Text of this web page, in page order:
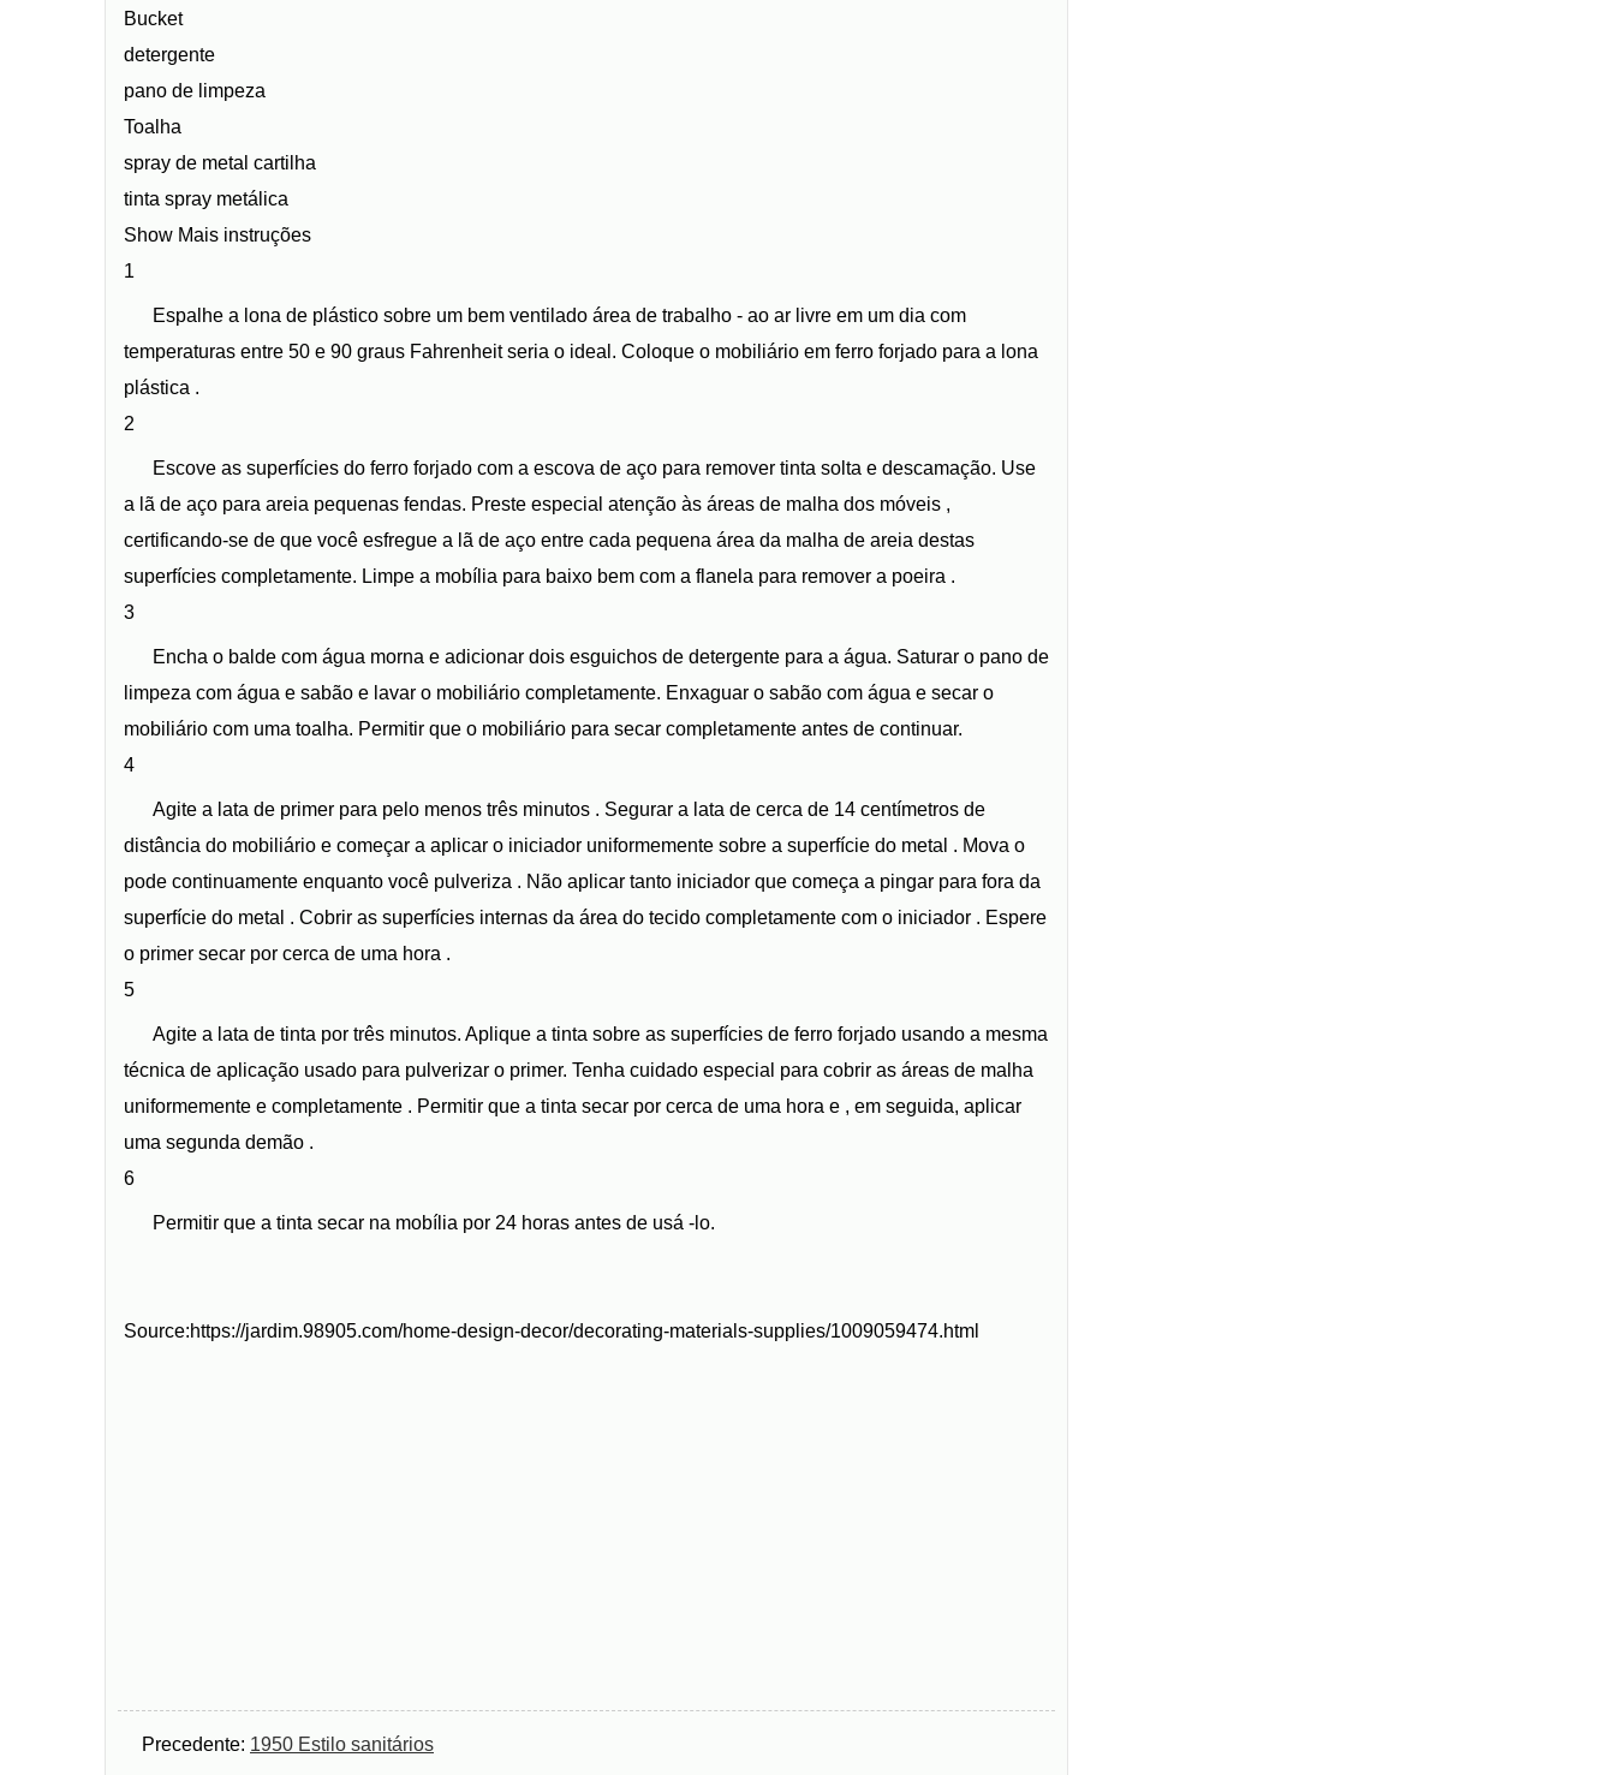
Bucket
detergente
pano de limpeza
Toalha
spray de metal cartilha
tinta spray metálica
Show Mais instruções
1
Espalhe a lona de plástico sobre um bem ventilado área de trabalho - ao ar livre em um dia com
temperaturas entre 50 e 90 graus Fahrenheit seria o ideal. Coloque o mobiliário em ferro forjado para a lona
plástica .
2
Escove as superfícies do ferro forjado com a escova de aço para remover tinta solta e descamação. Use
a lã de aço para areia pequenas fendas. Preste especial atenção às áreas de malha dos móveis ,
certificando-se de que você esfregue a lã de aço entre cada pequena área da malha de areia destas
superfícies completamente. Limpe a mobília para baixo bem com a flanela para remover a poeira .
3
Encha o balde com água morna e adicionar dois esguichos de detergente para a água. Saturar o pano de
limpeza com água e sabão e lavar o mobiliário completamente. Enxaguar o sabão com água e secar o
mobiliário com uma toalha. Permitir que o mobiliário para secar completamente antes de continuar.
4
Agite a lata de primer para pelo menos três minutos . Segurar a lata de cerca de 14 centímetros de
distância do mobiliário e começar a aplicar o iniciador uniformemente sobre a superfície do metal . Mova o
pode continuamente enquanto você pulveriza . Não aplicar tanto iniciador que começa a pingar para fora da
superfície do metal . Cobrir as superfícies internas da área do tecido completamente com o iniciador . Espere
o primer secar por cerca de uma hora .
5
Agite a lata de tinta por três minutos. Aplique a tinta sobre as superfícies de ferro forjado usando a mesma
técnica de aplicação usado para pulverizar o primer. Tenha cuidado especial para cobrir as áreas de malha
uniformemente e completamente . Permitir que a tinta secar por cerca de uma hora e , em seguida, aplicar
uma segunda demão .
6
Permitir que a tinta secar na mobília por 24 horas antes de usá -lo.
Source:https://jardim.98905.com/home-design-decor/decorating-materials-supplies/1009059474.html
Precedente: 1950 Estilo sanitários